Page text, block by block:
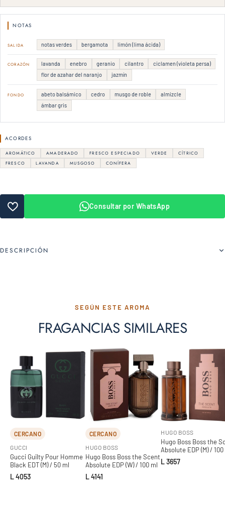
NOTAS
SALIDA notas verdes bergamota limón (lima ácida)
CORAZÓN lavanda enebro geranio cilantro
ciclamen (violeta persa)
flor de azahar del naranjo
jazmín
FONDO abeto balsámico cedro musgo de roble
almizcle
ámbar gris
ACORDES
AROMÁTICO AMADERADO FRESCO ESPECIADO VERDE
CÍTRICO
FRESCO
LAVANDA MUSGOSO CONÍFERA
Consultar por WhatsApp
DESCRIPCIÓN
SEGÚN ESTE AROMA
FRAGANCIAS SIMILARES
CERCANO
GUCCI
Gucci Guilty Pour Homme
Black EDT (M) / 50 ml
L 4053
CERCANO
HUGO BOSS
Hugo Boss Boss the Scent
Absolute EDP (W) / 100 ml
L 4141
HUGO BOSS
Hugo Boss Boss the
Absolute EDP (M) /
L 3657